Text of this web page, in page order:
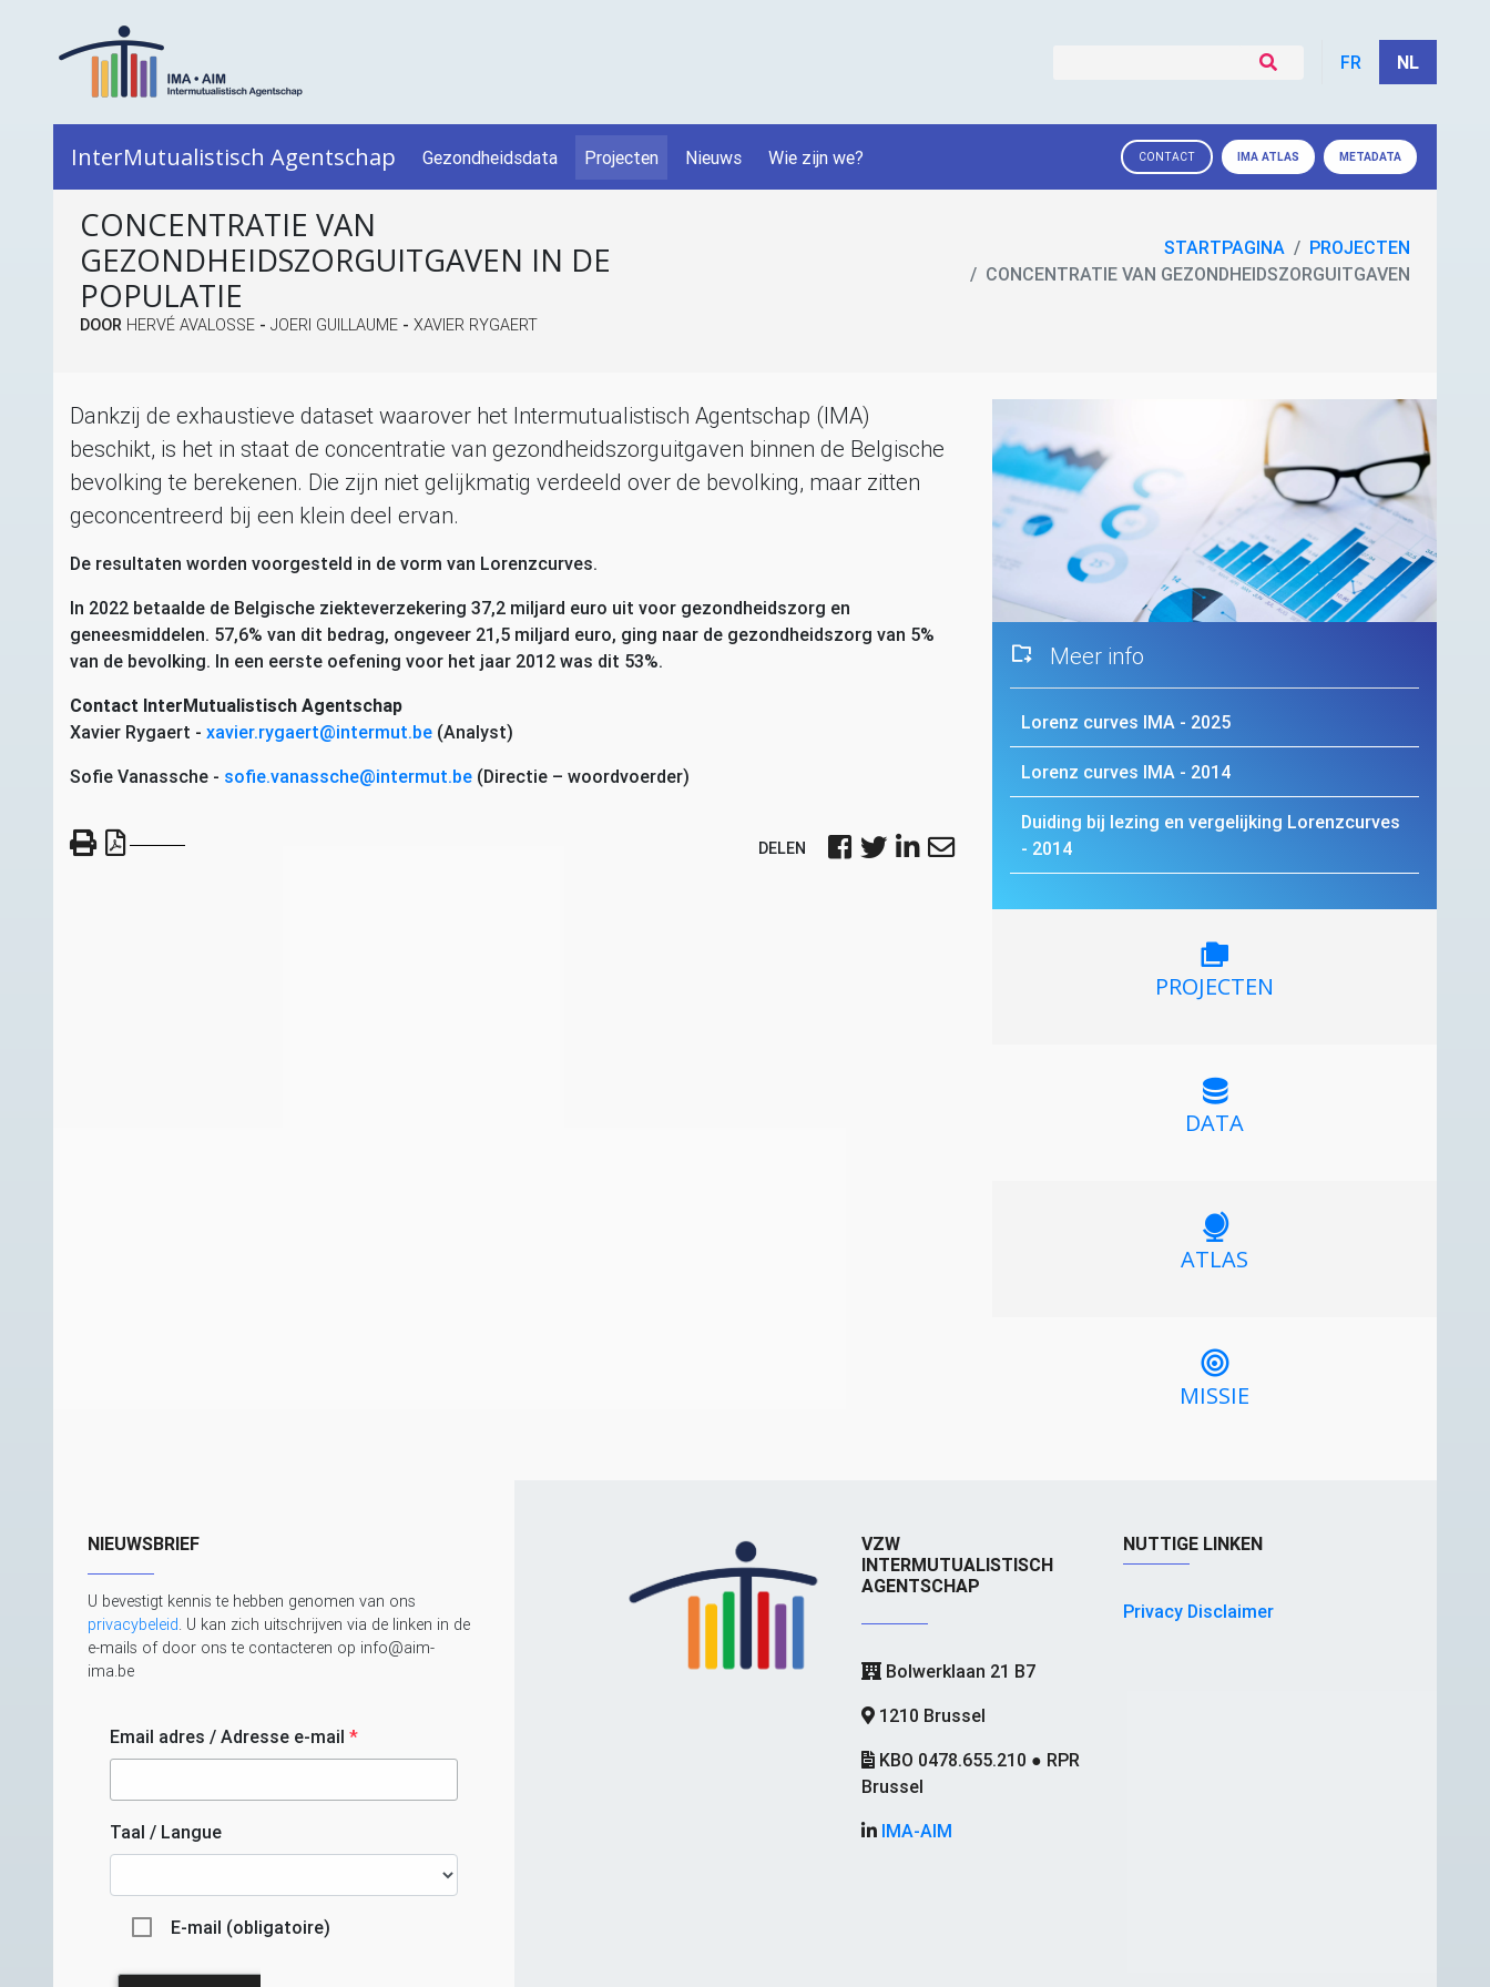
FR NL
InterMutualistisch Agentschap Gezondheidsdata Projecten Nieuws Wie zijn we? CONTACT IMA ATLAS METADATA
CONCENTRATIE VAN
GEZONDHEIDSZORGUITGAVEN IN DE
POPULATIE
STARTPAGINA
PROJECTEN
CONCENTRATIE VAN GEZONDHEIDSZORGUITGAVEN
DOOR HERVÉ AVALOSSE - JOERI GUILLAUME - XAVIER RYGAERT
Dankzij de exhaustieve dataset waarover het Intermutualistisch Agentschap (IMA)
beschikt, is het in staat de concentratie van gezondheidszorguitgaven binnen de Belgische
bevolking te berekenen. Die zijn niet gelijkmatig verdeeld over de bevolking, maar zitten
geconcentreerd bij een klein deel ervan.
De resultaten worden voorgesteld in de vorm van Lorenzcurves.
In 2022 betaalde de Belgische ziekteverzekering 37,2 miljard euro uit voor gezondheidszorg en
geneesmiddelen. 57,6% van dit bedrag, ongeveer 21,5 miljard euro, ging naar de gezondheidszorg van 5%
van de bevolking. In een eerste oefening voor het jaar 2012 was dit 53%.
Contact InterMutualistisch Agentschap
Xavier Rygaert - xavier.rygaert@intermut.be (Analyst)
Sofie Vanassche - sofie.vanassche@intermut.be (Directie – woordvoerder)
DELEN
Meer info
Lorenz curves IMA - 2025
Lorenz curves IMA - 2014
Duiding bij lezing en vergelijking Lorenzcurves
- 2014
PROJECTEN
DATA
ATLAS
MISSIE
NIEUWSBRIEF
U bevestigt kennis te hebben genomen van ons
privacybeleid. U kan zich uitschrijven via de linken in de
e-mails of door ons te contacteren op info@aim-
ima.be
Email adres / Adresse e-mail *
Taal / Langue
E-mail (obligatoire)
VZW
INTERMUTUALISTISCH
AGENTSCHAP
Bolwerklaan 21 B7
1210 Brussel
KBO 0478.655.210 ● RPR
Brussel
IMA-AIM
NUTTIGE LINKEN
Privacy Disclaimer